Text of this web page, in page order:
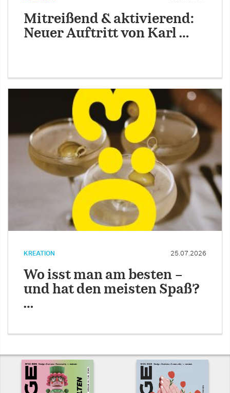
Mitreißend & aktivierend:
Neuer Auftritt von Karl …
KREATION 25.07.2026
Wo isst man am besten –
und hat den meisten Spaß?
…